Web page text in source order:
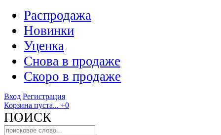
Распродажа
Новинки
Уценка
Снова в продаже
Скоро в продаже
Вход Регистрация
Корзина пуста... +0
ПОИСК